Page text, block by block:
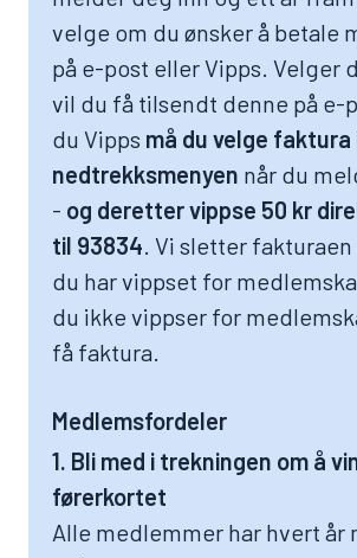
velge om du ønsker å betale
på e-post eller Vipps. Velger
vil du få tilsendt denne på e-
du Vipps må du velge faktura
nedtrekksmenyen når du
- og deretter vippse 50 kr
til 93834. Vi sletter fakturaen
du har vippset for
du ikke vippser for
få faktura.
Medlemsfordeler
1. Bli med i trekningen om å
førerkortet
Alle medlemmer har hvert år